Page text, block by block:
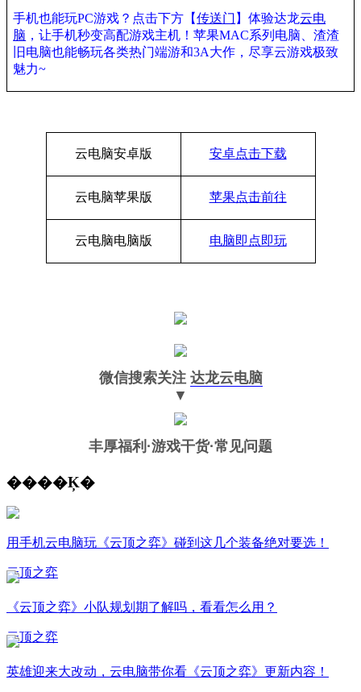
手机也能玩PC游戏？点击下方【传送门 】体验达龙云电
脑 ，让手机秒变高配游戏主机！苹果MAC系列电脑、渣渣
旧电脑也能畅玩各类热门端游和3A大作，尽享云游戏极致
魅力~
云电脑安卓版 安卓点击下载
云电脑苹果版 苹果点击前往
云电脑电脑版 电脑即点即玩
微信搜索关注 达龙云电脑
▼
丰厚福利 ·游戏干货·常见问题
����Ķ�
用手机云电脑玩《云顶之弈》碰到这几个装备绝对要选！
云顶之弈
《云顶之弈》小队规划期了解吗，看看怎么用？
云顶之弈
英雄迎来大改动，云电脑带你看《云顶之弈》更新内容！